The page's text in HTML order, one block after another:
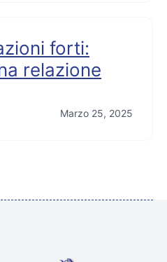
forti:
relazione
Marzo 25, 2025